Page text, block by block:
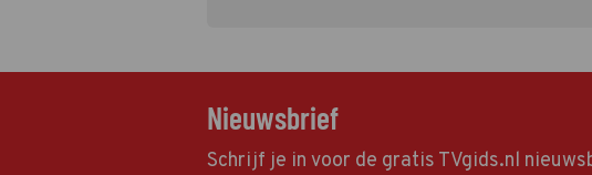
Nieuwsbrief
Schrijf je in voor de gratis TVgids.nl